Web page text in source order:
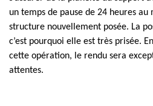
un temps de pause de 24 heures au
structure nouvellement posée. La
c’est pourquoi elle est très prisée.
cette opération, le rendu sera
attentes.